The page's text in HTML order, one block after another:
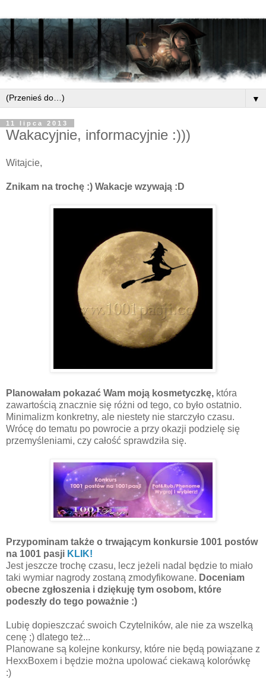
▼
11 lipca 2013
Wakacyjnie, informacyjnie :)))
Witajcie,
Znikam na trochę :) Wakacje wzywają :D
Planowałam pokazać Wam moją kosmetyczkę, która
zawartością znacznie się różni od tego, co było ostatnio.
Minimalizm konkretny, ale niestety nie starczyło czasu.
Wrócę do tematu po powrocie a przy okazji podzielę się
przemyśleniami, czy całość sprawdziła się.
Przypominam także o trwającym konkursie 1001 postów
na 1001 pasji KLIK!
Jest jeszcze trochę czasu, lecz jeżeli nadal będzie to miało
taki wymiar nagrody zostaną zmodyfikowane. Doceniam
obecne zgłoszenia i dziękuję tym osobom, które
podeszły do tego poważnie :)
Lubię dopieszczać swoich Czytelników, ale nie za wszelką
cenę ;) dlatego też...
Planowane są kolejne konkursy, które nie będą powiązane z
HexxBoxem i będzie można upolować ciekawą kolorówkę
:)